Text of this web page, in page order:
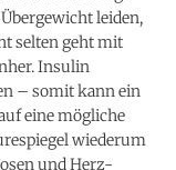
leiden,
selten geht mit
Insulin
– somit kann ein
eine mögliche
wiederum
und Herz-